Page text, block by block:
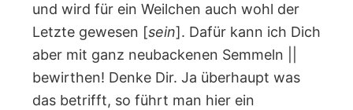
und wird für ein Weilchen auch wohl der
Letzte gewesen [sein]. Dafür kann ich Dich
aber mit ganz neubackenen Semmeln ||
bewirthen! Denke Dir. Ja überhaupt was
das betrifft, so führt man hier ein